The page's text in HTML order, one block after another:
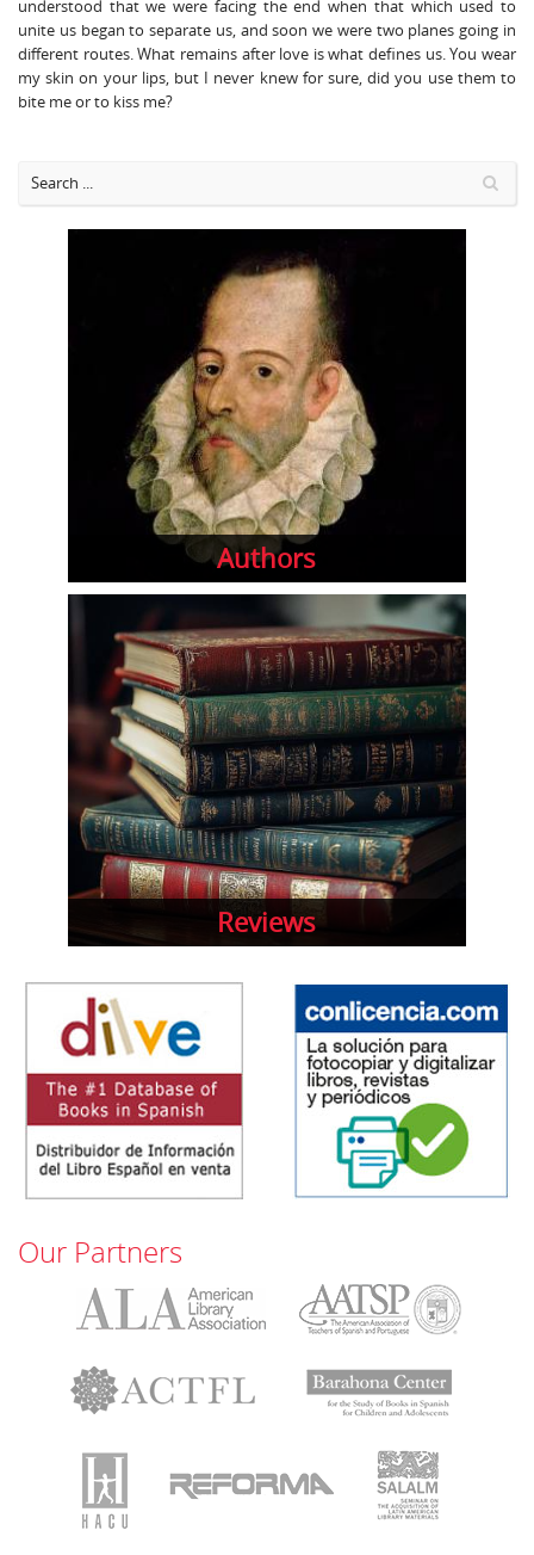
understood that we were facing the end when that which used to
unite us began to separate us, and soon we were two planes going in
different routes. What remains after love is what defines us. You wear
my skin on your lips, but I never knew for sure, did you use them to
bite me or to kiss me?
Authors
Reviews
Our Partners